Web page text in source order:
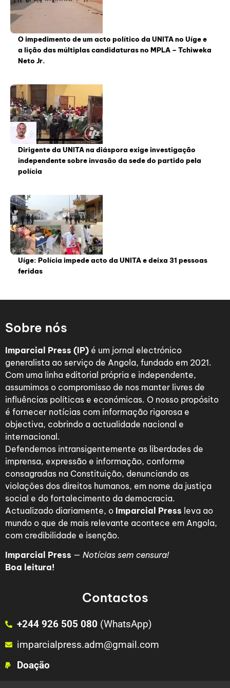
O impedimento de um acto político da UNITA no Uíge e
a lição das múltiplas candidaturas no MPLA – Tchiweka
Neto Jr.
Dirigente da UNITA na diáspora exige investigação
independente sobre invasão da sede do partido pela
polícia
Uíge: Polícia impede acto da UNITA e deixa 31 pessoas
feridas
Sobre nós
Imparcial Press (IP) é um jornal electrónico
generalista ao serviço de Angola, fundado em 2021.
Com uma linha editorial própria e independente,
assumimos o compromisso de nos manter livres de
influências políticas e económicas. O nosso propósito
é fornecer notícias com informação rigorosa e
objectiva, cobrindo a actualidade nacional e
internacional.
Defendemos intransigentemente as liberdades de
imprensa, expressão e informação, conforme
consagradas na Constituição, denunciando as
violações dos direitos humanos, em nome da justiça
social e do fortalecimento da democracia.
Actualizado diariamente, o Imparcial Press leva ao
mundo o que de mais relevante acontece em Angola,
com credibilidade e isenção.
Imparcial Press — Notícias sem censura!
Boa leitura!
Contactos
+244 926 505 080 (WhatsApp)
imparcialpress.adm@gmail.com
Doação